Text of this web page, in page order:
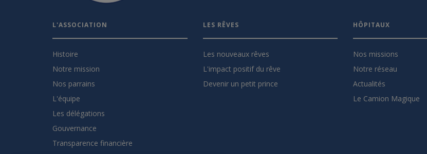
L'ASSOCIATION
Histoire
Notre mission
Nos parrains
L'équipe
Les délégations
Gouvernance
Transparence financière
LES RÊVES
Les nouveaux rêves
L'impact positif du rêve
Devenir un petit prince
HÔPITAUX
Nos missions
Notre réseau
Actualités
Le Camion Magique